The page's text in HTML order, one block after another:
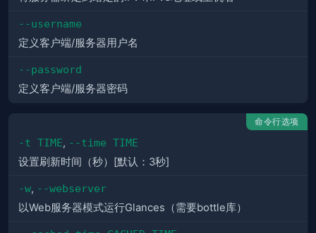
--username
定义客户端/服务器用户名
--password
定义客户端/服务器密码
命令行选项
-t TIME, --time TIME
设置刷新时间（秒）[默认：3秒]
-w, --webserver
以Web服务器模式运行Glances（需要bottle库）